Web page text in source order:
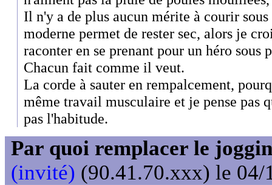
Il n'y a de plus aucun mérite à courir
moderne permet de rester sec, alors je
raconter en se prenant pour un héro sous
Chacun fait comme il veut.
La corde à sauter en rempalcement,
même travail musculaire et je pense pas
pas l'habitude.
Par quoi remplacer le
(invité) (90.41.70.xxx) le 04/